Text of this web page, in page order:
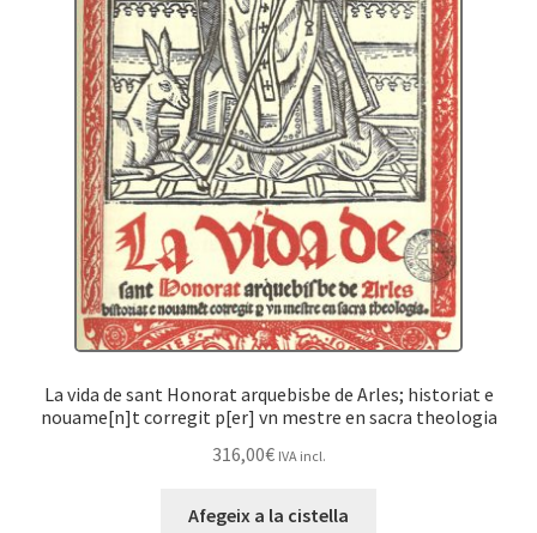
La vida de sant Honorat arquebisbe de Arles; historiat e
nouame[n]t corregit p[er] vn mestre en sacra theologia
316,00€ IVA incl.
Afegeix a la cistella